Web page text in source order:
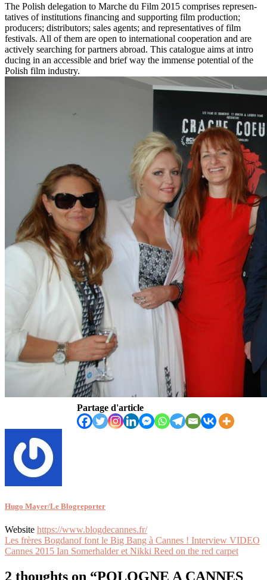
The Polish delegation to Marche du Film 2015 comprises represen­
tatives of institutions financing and supporting film production;
producers; distributors; sales agents; and representatives of film
festivals. All of them are open to international cooperation and are
actively searching for partners abroad. This catalogue aims at intro
ducing in an accessible and brief way the immense potential of the
Polish film industry.
Partage d'article
Hugo Mayer/Le Blogreporter
Website https://www.blogdecannes.fr/
Navigation
de
l’article
Les frères Bogdanof font le Big Bang à Cannes ! Interview VIDEO
Cannes 2015 Ian Somerhalder et Nikki Reed on the red carpet
2 thoughts on “POLOGNE A CANNES